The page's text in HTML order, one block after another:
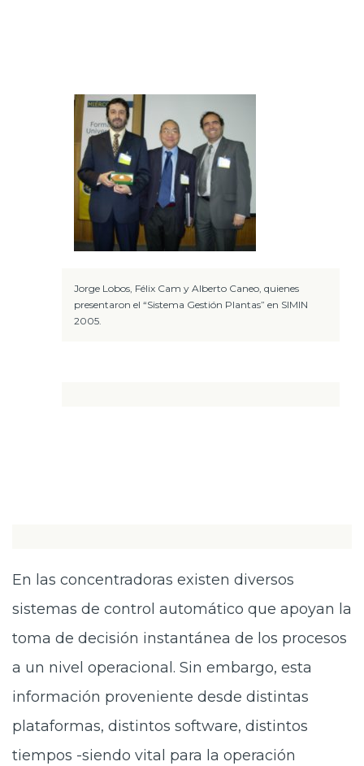
Jorge Lobos, Félix Cam y Alberto Caneo, quienes
presentaron el “Sistema Gestión Plantas” en SIMIN
2005.
En las concentradoras existen diversos
sistemas de control automático que apoyan la
toma de decisión instantánea de los procesos
a un nivel operacional. Sin embargo, esta
información proveniente desde distintas
plataformas, distintos software, distintos
tiempos -siendo vital para la operación